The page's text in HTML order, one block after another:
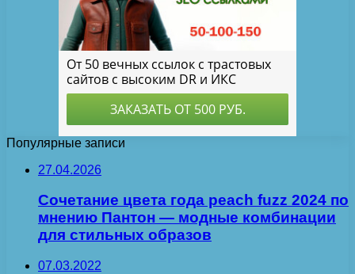
Популярные записи
27.04.2026
Сочетание цвета года peach fuzz 2024 по
мнению Пантон — модные комбинации
для стильных образов
07.03.2022